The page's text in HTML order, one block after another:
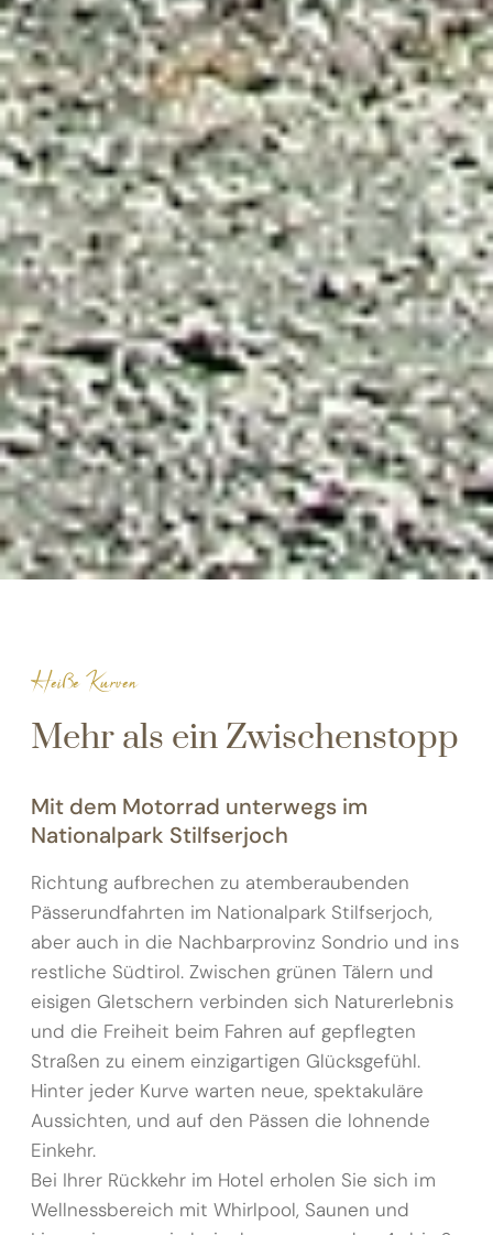
Heiße Kurven
Mehr als ein Zwischenstopp
Mit dem Motorrad unterwegs im
Nationalpark Stilfserjoch
Richtung aufbrechen zu atemberaubenden
Pässerundfahrten im Nationalpark Stilfserjoch,
aber auch in die Nachbarprovinz Sondrio und ins
restliche Südtirol. Zwischen grünen Tälern und
eisigen Gletschern verbinden sich Naturerlebnis
und die Freiheit beim Fahren auf gepflegten
Straßen zu einem einzigartigen Glücksgefühl.
Hinter jeder Kurve warten neue, spektakuläre
Aussichten, und auf den Pässen die lohnende
Einkehr.
Bei Ihrer Rückkehr im Hotel erholen Sie sich im
Wellnessbereich mit Whirlpool, Saunen und